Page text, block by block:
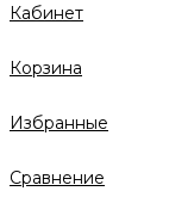
Кабинет
Корзина
Избранные
Сравнение